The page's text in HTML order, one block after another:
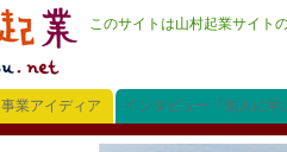
このサイトは山村起業サイト
事業アイディア インタビュー「先人に学